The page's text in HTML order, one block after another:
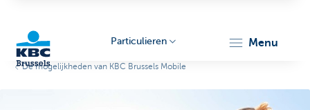
Particulieren menu
De mogelijkheden van KBC Brussels Mobile